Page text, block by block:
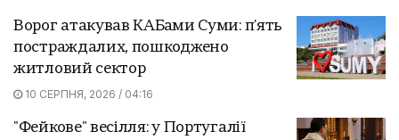
Ворог атакував КАБами Суми: п'ять
постраждалих, пошкоджено
житловий сектор
10 СЕРПНЯ, 2026 / 04:16
"Фейкове" весілля: у Португалії